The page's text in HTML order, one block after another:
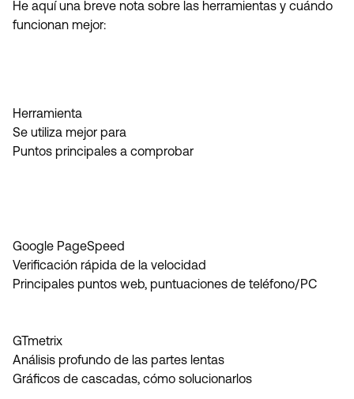
He aquí una breve nota sobre las herramientas y cuándo
funcionan mejor:
Herramienta
Se utiliza mejor para
Puntos principales a comprobar
Google PageSpeed
Verificación rápida de la velocidad
Principales puntos web, puntuaciones de teléfono/PC
GTmetrix
Análisis profundo de las partes lentas
Gráficos de cascadas, cómo solucionarlos